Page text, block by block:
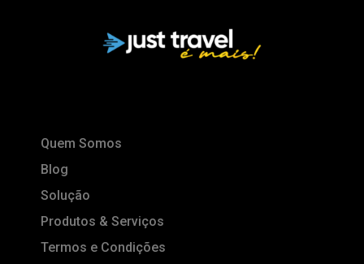
Quem Somos
Blog
Solução
Produtos & Serviços
Termos e Condições